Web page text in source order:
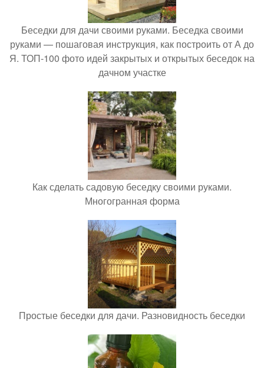
Беседки для дачи своими руками. Беседка своими
руками — пошаговая инструкция, как построить от А до
Я. ТОП-100 фото идей закрытых и открытых беседок на
дачном участке
Как сделать садовую беседку своими руками.
Многогранная форма
Простые беседки для дачи. Разновидность беседки